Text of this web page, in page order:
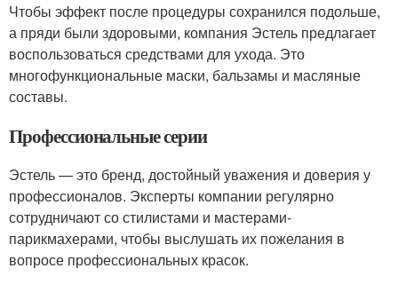
Чтобы эффект после процедуры сохранился подольше,
а пряди были здоровыми, компания Эстель предлагает
воспользоваться средствами для ухода. Это
многофункциональные маски, бальзамы и масляные
составы.
Профессиональные серии
Эстель — это бренд, достойный уважения и доверия у
профессионалов. Эксперты компании регулярно
сотрудничают со стилистами и мастерами-
парикмахерами, чтобы выслушать их пожелания в
вопросе профессиональных красок.